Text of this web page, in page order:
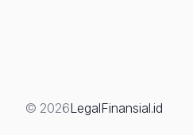
Gini)
© 2026LegalFinansial.id